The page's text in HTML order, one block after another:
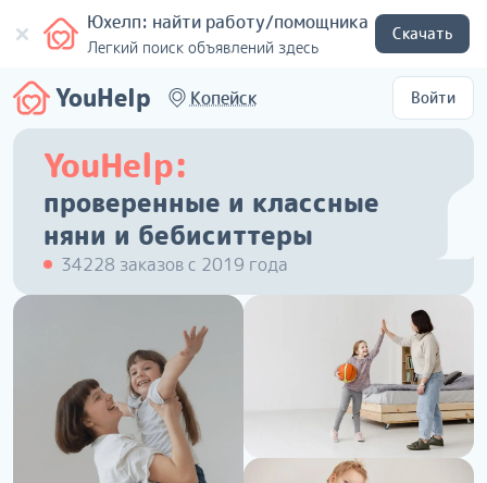
Юхелп: найти работу/помощника
Легкий поиск объявлений здесь
Скачать
YouHelp Копейск Войти
YouHelp:
проверенные и классные
няни и бебиситтеры
34228 заказов с 2019 года